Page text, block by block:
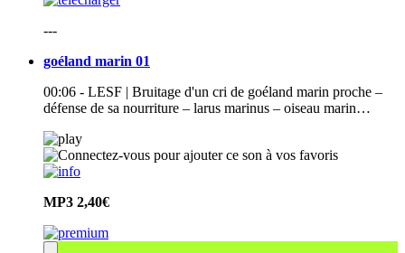
---
goéland marin 01
00:06 - LESF | Bruitage d'un cri de goéland marin proche –
défense de sa nourriture – larus marinus – oiseau marin…
MP3 2,40€